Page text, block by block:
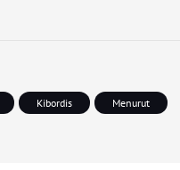
Kibordis
Menurut